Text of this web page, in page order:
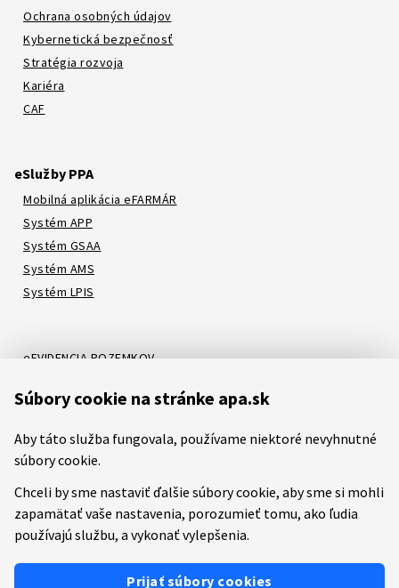
Súbory cookie na stránke apa.sk
Aby táto služba fungovala, používame niektoré nevyhnutné
súbory cookie.
Chceli by sme nastaviť ďalšie súbory cookie, aby sme si mohli
zapamätať vaše nastavenia, porozumieť tomu, ako ľudia
používajú službu, a vykonať vylepšenia.
Prijať súbory cookies
Ochrana osobných údajov
Kybernetická bezpečnosť
Stratégia rozvoja
Kariéra
CAF
eSlužby PPA
Mobilná aplikácia eFARMÁR
Systém APP
Systém GSAA
Systém AMS
Systém LPIS
eEVIDENCIA POZEMKOV
Systém LORI
Systém ITMS
Etický kódex Mapa stránok RSS Youtube Facebook
Predchádzajúca verzia stránky
Prevádzkovateľom služby jePôdohospodárska platobná